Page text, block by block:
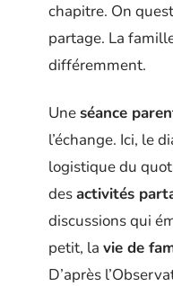
chapitre. On
partage. La
différemment.
Uneséance
l’échange. Ici, le
logistique du
desactivités
discussions qui
petit, la vie de
D’après